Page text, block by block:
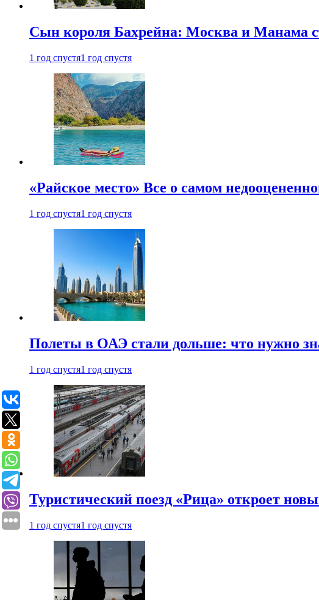
Сын короля Бахрейна: Москва и Манама
1 год спустя1 год спустя
«Райское место» Все о самом
1 год спустя1 год спустя
Полеты в ОАЭ стали дольше: что нужно
1 год спустя1 год спустя
Туристический поезд «Рица» откроет
1 год спустя1 год спустя